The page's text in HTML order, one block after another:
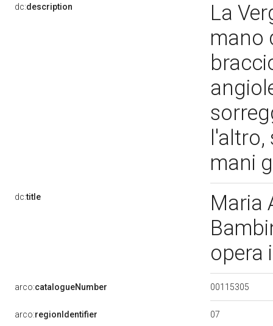
dc:description
La
mano
mani
dc:title
Maria
opera
arco:catalogueNumber 00115305
arco:regionIdentifier 07